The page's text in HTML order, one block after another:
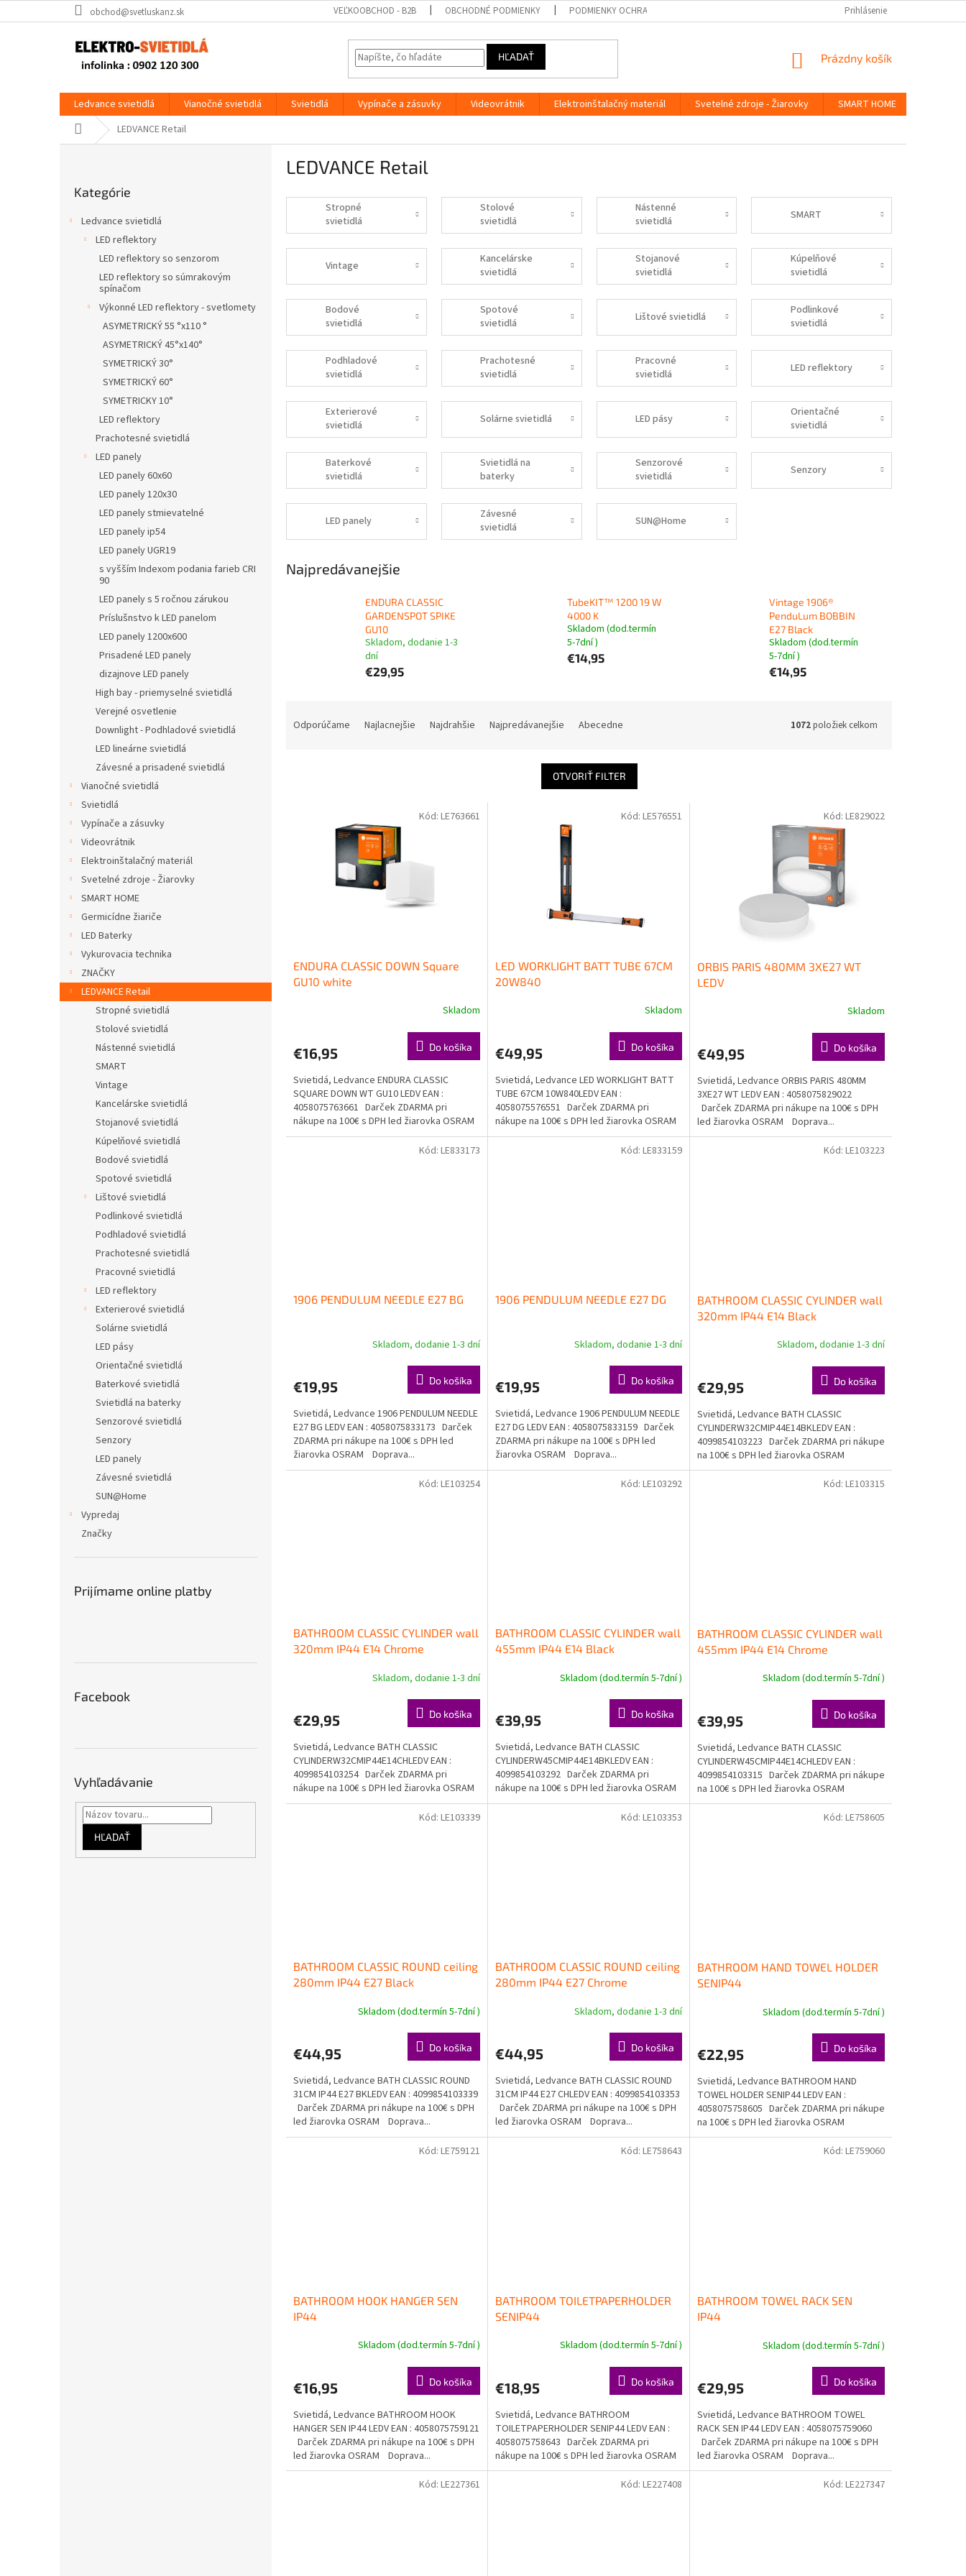
na
obchod@svetluskanz.sk VEĽKOOBCHOD - B2B OBCHODNÉ PODMIENKY PODMIENKY OCHRANY OSOBNÝCH ÚDAJOV Prihlásenie
HĽADAŤ
NÁKUPNÝ
Prázdny košík
Ledvance svietidlá Vianočné svietidlá Svietidlá Vypínače a zásuvky Videovrátnik Elektroinštalačný materiál Svetelné zdroje - Žiarovky SMART HOME
DomovLEDVANCE Retail
kategórie
Kategórie
Ledvance svietidlá
LED reflektory
LED reflektory so senzorom
LED reflektory so súmrakovým
spínačom
Výkonné LED reflektory - svetlomety
ASYMETRICKÝ 55 °x110 °
ASYMETRICKÝ 45°x140°
SYMETRICKÝ 30°
SYMETRICKÝ 60°
SYMETRICKY 10°
LED reflektory
Prachotesné svietidlá
LED panely
LED panely 60x60
LED panely 120x30
LED panely stmievatelné
LED panely ip54
LED panely UGR19
s vyšším Indexom podania farieb CRI
90
LED panely s 5 ročnou zárukou
Príslušnstvo k LED panelom
LED panely 1200x600
Prisadené LED panely
dizajnove LED panely
High bay - priemyselné svietidlá
Verejné osvetlenie
Downlight - Podhladové svietidlá
LED lineárne svietidlá
Závesné a prisadené svietidlá
Vianočné svietidlá
Svietidlá
Vypínače a zásuvky
Videovrátnik
Elektroinštalačný materiál
Svetelné zdroje - Žiarovky
SMART HOME
Germicídne žiariče
LED Baterky
Vykurovacia technika
ZNAČKY
LEDVANCE Retail
Stropné svietidlá
Stolové svietidlá
Nástenné svietidlá
SMART
Vintage
Kancelárske svietidlá
Stojanové svietidlá
Kúpelňové svietidlá
Bodové svietidlá
Spotové svietidlá
Lištové svietidlá
Podlinkové svietidlá
Podhladové svietidlá
Prachotesné svietidlá
Pracovné svietidlá
LED reflektory
Exterierové svietidlá
Solárne svietidlá
LED pásy
Orientačné svietidlá
Baterkové svietidlá
Svietidlá na baterky
Senzorové svietidlá
Senzory
LED panely
Závesné svietidlá
SUN@Home
Vypredaj
Značky
Prijímame online platby
Facebook
Vyhľadávanie
HĽADAŤ
LEDVANCE Retail
Stropné
svietidlá
Stolové
svietidlá
Nástenné
svietidlá
SMART
Vintage
Kancelárske
svietidlá
Stojanové
svietidlá
Kúpelňové
svietidlá
Bodové
svietidlá
Spotové
svietidlá
Lištové svietidlá
Podlinkové
svietidlá
Podhladové
svietidlá
Prachotesné
svietidlá
Pracovné
svietidlá
LED reflektory
Exterierové
svietidlá
Solárne svietidlá LED pásy
Orientačné
svietidlá
Baterkové
svietidlá
Svietidlá na
baterky
Senzorové
svietidlá
Senzory
LED panely
Závesné
svietidlá
SUN@Home
Najpredávanejšie
ENDURA CLASSIC
GARDENSPOT SPIKE
GU10
Skladom, dodanie 1-3
dní
€29,95
TubeKIT™ 1200 19 W
4000 K
Skladom (dod.termín
5-7dní )
€14,95
Vintage 1906®
PenduLum BOBBIN
E27 Black
Skladom (dod.termín
5-7dní )
€14,95
Odporúčame Najlacnejšie Najdrahšie Najpredávanejšie Abecedne 1072položiek celkom
OTVORIŤ FILTER
ENDURA CLASSIC DOWN Square
GU10 white
Skladom
€16,95 Do košíka
Svietidá, Ledvance ENDURA CLASSIC
SQUARE DOWN WT GU10 LEDV EAN :
4058075763661 Darček ZDARMA pri
nákupe na 100€ s DPH led žiarovka OSRAM
Doprava...
Kód: LE763661
LED WORKLIGHT BATT TUBE 67CM
20W840
Skladom
€49,95 Do košíka
Svietidá, Ledvance LED WORKLIGHT BATT
TUBE 67CM 10W840LEDV EAN :
4058075576551 Darček ZDARMA pri
nákupe na 100€ s DPH led žiarovka OSRAM
Doprava...
Kód: LE576551
ORBIS PARIS 480MM 3XE27 WT
LEDV
Skladom
€49,95 Do košíka
Svietidá, Ledvance ORBIS PARIS 480MM
3XE27 WT LEDV EAN : 4058075829022
Darček ZDARMA pri nákupe na 100€ s DPH
led žiarovka OSRAM Doprava...
Kód: LE829022
1906 PENDULUM NEEDLE E27 BG
Skladom, dodanie 1-3 dní
€19,95 Do košíka
Svietidá, Ledvance 1906 PENDULUM NEEDLE
E27 BG LEDV EAN : 4058075833173 Darček
ZDARMA pri nákupe na 100€ s DPH led
žiarovka OSRAM Doprava...
Kód: LE833173
1906 PENDULUM NEEDLE E27 DG
Skladom, dodanie 1-3 dní
€19,95 Do košíka
Svietidá, Ledvance 1906 PENDULUM NEEDLE
E27 DG LEDV EAN : 4058075833159 Darček
ZDARMA pri nákupe na 100€ s DPH led
žiarovka OSRAM Doprava...
Kód: LE833159
BATHROOM CLASSIC CYLINDER wall
320mm IP44 E14 Black
Skladom, dodanie 1-3 dní
€29,95 Do košíka
Svietidá, Ledvance BATH CLASSIC
CYLINDERW32CMIP44E14BKLEDV EAN :
4099854103223 Darček ZDARMA pri nákupe
na 100€ s DPH led žiarovka OSRAM
Doprava...
Kód: LE103223
BATHROOM CLASSIC CYLINDER wall
320mm IP44 E14 Chrome
Skladom, dodanie 1-3 dní
€29,95 Do košíka
Svietidá, Ledvance BATH CLASSIC
CYLINDERW32CMIP44E14CHLEDV EAN :
4099854103254 Darček ZDARMA pri
nákupe na 100€ s DPH led žiarovka OSRAM
Doprava...
Kód: LE103254
BATHROOM CLASSIC CYLINDER wall
455mm IP44 E14 Black
Skladom (dod.termín 5-7dní )
€39,95 Do košíka
Svietidá, Ledvance BATH CLASSIC
CYLINDERW45CMIP44E14BKLEDV EAN :
4099854103292 Darček ZDARMA pri
nákupe na 100€ s DPH led žiarovka OSRAM
Doprava...
Kód: LE103292
BATHROOM CLASSIC CYLINDER wall
455mm IP44 E14 Chrome
Skladom (dod.termín 5-7dní )
€39,95 Do košíka
Svietidá, Ledvance BATH CLASSIC
CYLINDERW45CMIP44E14CHLEDV EAN :
4099854103315 Darček ZDARMA pri nákupe
na 100€ s DPH led žiarovka OSRAM
Doprava...
Kód: LE103315
BATHROOM CLASSIC ROUND ceiling
280mm IP44 E27 Black
Skladom (dod.termín 5-7dní )
€44,95 Do košíka
Svietidá, Ledvance BATH CLASSIC ROUND
31CM IP44 E27 BKLEDV EAN : 4099854103339
Darček ZDARMA pri nákupe na 100€ s DPH
led žiarovka OSRAM Doprava...
Kód: LE103339
BATHROOM CLASSIC ROUND ceiling
280mm IP44 E27 Chrome
Skladom, dodanie 1-3 dní
€44,95 Do košíka
Svietidá, Ledvance BATH CLASSIC ROUND
31CM IP44 E27 CHLEDV EAN : 4099854103353
Darček ZDARMA pri nákupe na 100€ s DPH
led žiarovka OSRAM Doprava...
Kód: LE103353
BATHROOM HAND TOWEL HOLDER
SENIP44
Skladom (dod.termín 5-7dní )
€22,95 Do košíka
Svietidá, Ledvance BATHROOM HAND
TOWEL HOLDER SENIP44 LEDV EAN :
4058075758605 Darček ZDARMA pri nákupe
na 100€ s DPH led žiarovka OSRAM
Doprava...
Kód: LE758605
BATHROOM HOOK HANGER SEN
IP44
Skladom (dod.termín 5-7dní )
€16,95 Do košíka
Svietidá, Ledvance BATHROOM HOOK
HANGER SEN IP44 LEDV EAN : 4058075759121
Darček ZDARMA pri nákupe na 100€ s DPH
led žiarovka OSRAM Doprava...
Kód: LE759121
BATHROOM TOILETPAPERHOLDER
SENIP44
Skladom (dod.termín 5-7dní )
€18,95 Do košíka
Svietidá, Ledvance BATHROOM
TOILETPAPERHOLDER SENIP44 LEDV EAN :
4058075758643 Darček ZDARMA pri
nákupe na 100€ s DPH led žiarovka OSRAM
Doprava...
Kód: LE758643
BATHROOM TOWEL RACK SEN
IP44
Skladom (dod.termín 5-7dní )
€29,95 Do košíka
Svietidá, Ledvance BATHROOM TOWEL
RACK SEN IP44 LEDV EAN : 4058075759060
Darček ZDARMA pri nákupe na 100€ s DPH
led žiarovka OSRAM Doprava...
Kód: LE759060
Kód: LE227361 Kód: LE227408 Kód: LE227347